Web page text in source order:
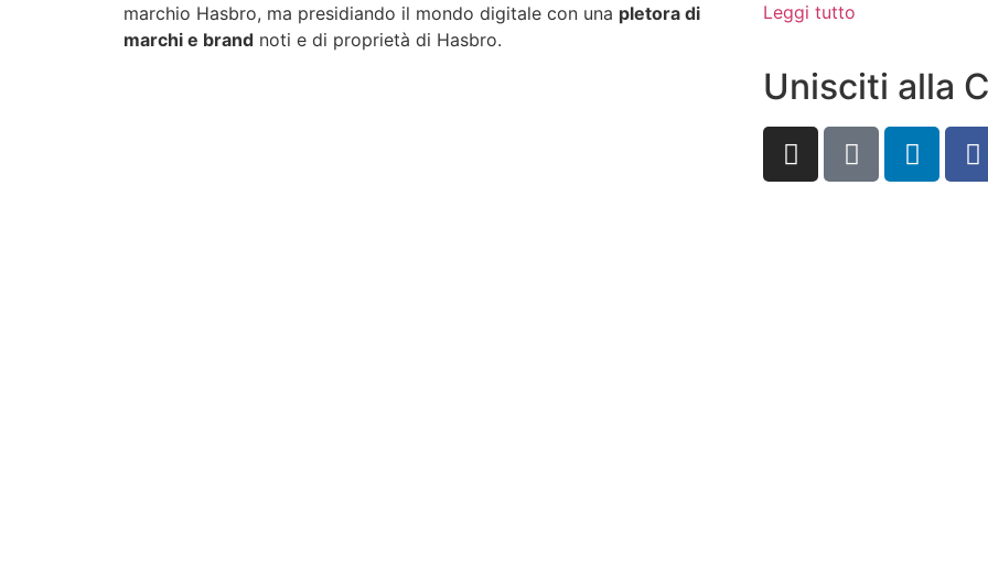
marchio Hasbro, ma presidiando il mondo digitale con una pletora di
marchi e brand noti e di proprietà di Hasbro.
Leggi tutto
Unisciti alla